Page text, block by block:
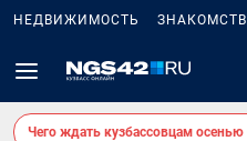
НЕДВИЖИМОСТЬ
Чего ждать кузбассовцам